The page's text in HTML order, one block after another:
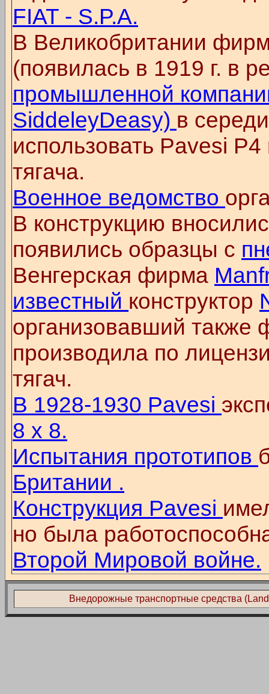
FIAT - S.P.A.
В Великобритании
(появилась в 1919 г. в
промышленной
SiddeleyDeasy) в
использовать Pavesi
тягача.
Военное ведомство
В конструкцию
появились образцы с
Венгерская фирма
известный конструктор
организовавший
производила по
тягач.
В 1928-1930 Pavesi
8 x 8.
Испытания прототипов
Британии .
Конструкция Pavesi
но была
Второй Мировой войне.
Внедорожные транспортные средства